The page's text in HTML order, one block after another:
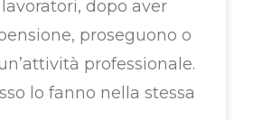
dopo aver
proseguono o
professionale.
lo fanno nella stessa